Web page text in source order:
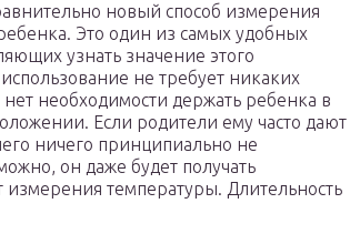
новый способ измерения
Это один из самых удобных
узнать значение этого
использование не требует никаких
необходимости держать ребенка в
Если родители ему часто дают
ничего принципиально не
он даже будет получать
измерения температуры. Длительность